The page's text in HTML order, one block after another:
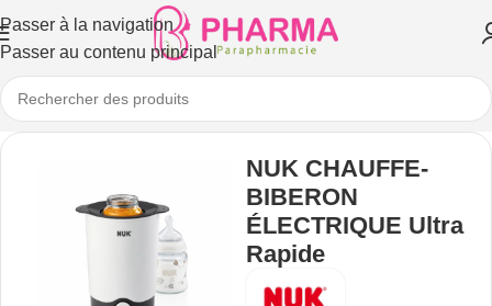
Passer à la navigation
Passer au contenu principal
NUK CHAUFFE-
BIBERON
ÉLECTRIQUE Ultra
Rapide